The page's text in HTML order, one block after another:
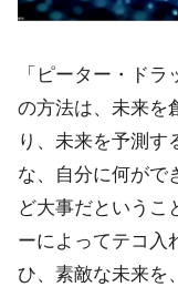
「ピーター・ド
の方法は、未来を
り、未来を予測す
な、自分に何がで
ど大事だというこ
ーによってテコ入
ひ、素敵な未来を